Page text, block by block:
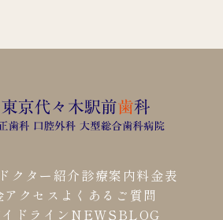
ドクター紹介診療案内料金表
アクセス よくあるご質問
ドライン NEWSBLOG